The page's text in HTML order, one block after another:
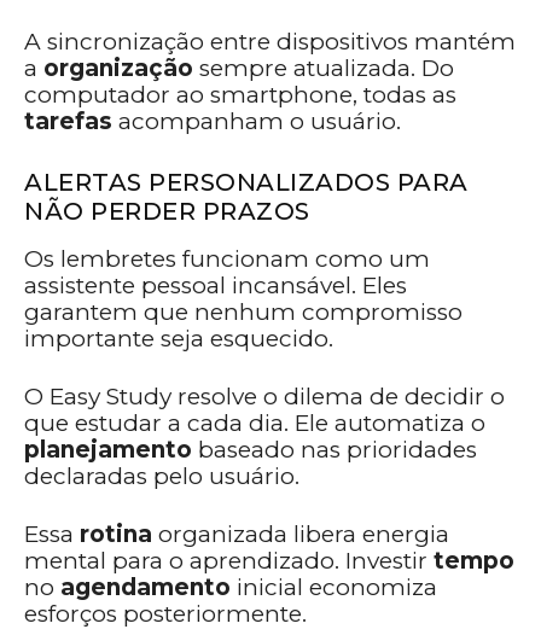
A sincronização entre dispositivos mantém
a organização sempre atualizada. Do
computador ao smartphone, todas as
tarefas acompanham o usuário.
ALERTAS PERSONALIZADOS PARA
NÃO PERDER PRAZOS
Os lembretes funcionam como um
assistente pessoal incansável. Eles
garantem que nenhum compromisso
importante seja esquecido.
O Easy Study resolve o dilema de decidir o
que estudar a cada dia. Ele automatiza o
planejamento baseado nas prioridades
declaradas pelo usuário.
Essa rotina organizada libera energia
mental para o aprendizado. Investir tempo
no agendamento inicial economiza
esforços posteriormente.